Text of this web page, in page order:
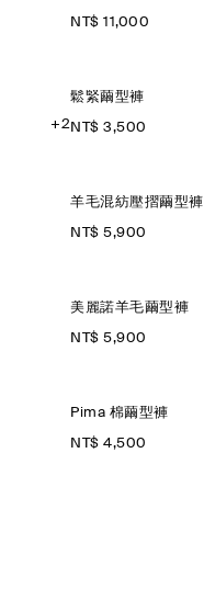
NT$ 11,000
+2
鬆緊繭型褲
NT$ 3,500
羊毛混紡壓摺繭型褲
NT$ 5,900
美麗諾羊毛繭型褲
NT$ 5,900
Pima 棉繭型褲
NT$ 4,500